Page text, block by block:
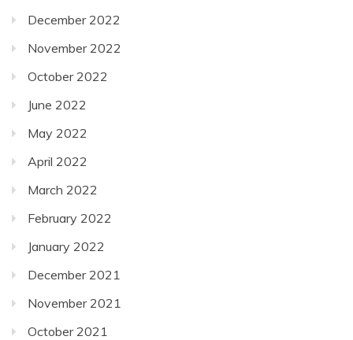
December 2022
November 2022
October 2022
June 2022
May 2022
April 2022
March 2022
February 2022
January 2022
December 2021
November 2021
October 2021